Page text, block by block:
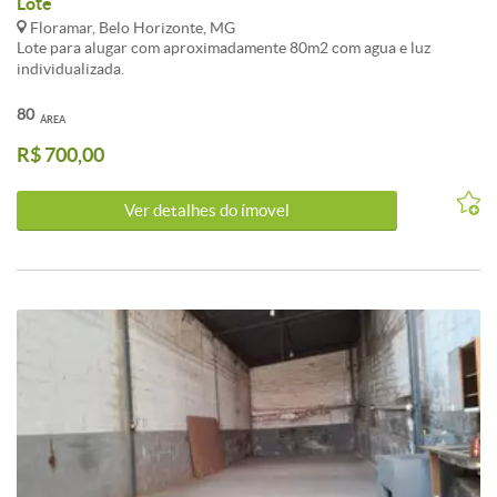
Floramar, Belo Horizonte, MG
Lote para alugar com aproximadamente 80m2 com agua e luz
individualizada.
ÁREA
80
R$ 700,00
Ver detalhes do ímovel